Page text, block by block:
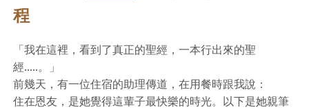
程
「我在這裡，看到了真正的聖經，一本行出來的聖
經.....。」
前幾天，有一位住宿的助理傳道，在用餐時跟我說：
住在恩友，是她覺得這輩子最快樂的時光。以下是她親筆